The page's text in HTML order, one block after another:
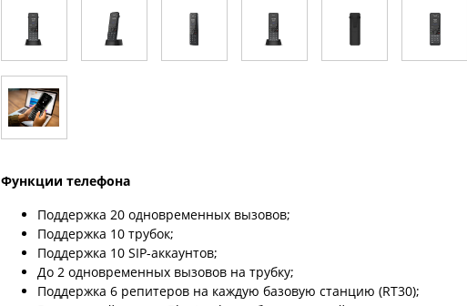
Функции телефона
Поддержка 20 одновременных вызовов;
Поддержка 10 трубок;
Поддержка 10 SIP-аккаунтов;
До 2 одновременных вызовов на трубку;
Поддержка 6 репитеров на каждую базовую станцию (RT30);